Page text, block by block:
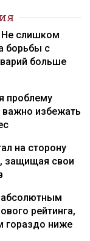
Не слишком
борьбы с
больше
проблему
важно избежать
на сторону
защищая свои
рейтинга,
гораздо ниже